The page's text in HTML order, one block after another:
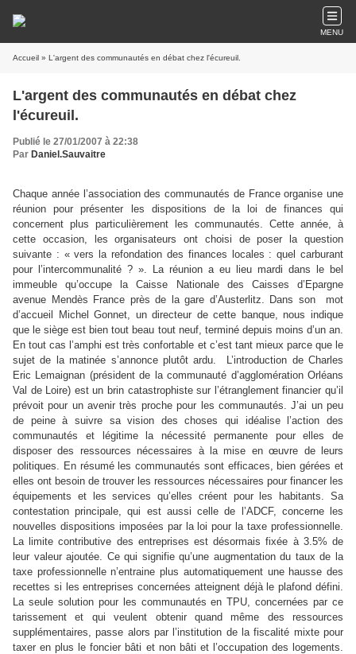
MENU
Accueil » L'argent des communautés en débat chez l'écureuil.
L'argent des communautés en débat chez
l'écureuil.
Publié le 27/01/2007 à 22:38
Par Daniel.Sauvaitre
Chaque année l’association des communautés de France organise une
réunion pour présenter les dispositions de la loi de finances qui
concernent plus particulièrement les communautés. Cette année, à
cette occasion, les organisateurs ont choisi de poser la question
suivante : « vers la refondation des finances locales : quel carburant
pour l’intercommunalité ? ». La réunion a eu lieu mardi dans le bel
immeuble qu’occupe
la Caisse Nationaledes Caisses d’Epargne
avenue Mendès France près de la gare d’Austerlitz. Dans son
mot
d’accueil Michel Gonnet, un directeur de cette banque, nous indique
que le siège est bien tout beau tout neuf, terminé depuis moins d’un an.
En tout cas l’amphi est très confortable et c’est tant mieux parce que le
sujet de la matinée s’annonce plutôt ardu.
L’introduction de Charles
Eric Lemaignan (président de la communauté d’agglomération Orléans
Val de Loire) est un brin catastrophiste sur l’étranglement financier qu’il
prévoit pour un avenir très proche pour les communautés. J’ai un peu
de peine à suivre sa vision des choses qui idéalise l’action des
communautés et légitime la nécessité permanente pour elles de
disposer des ressources nécessaires à la mise en œuvre de leurs
politiques. En résumé les communautés sont efficaces, bien gérées et
elles ont besoin de trouver les ressources nécessaires pour financer les
équipements et les services qu’elles créent pour les habitants. Sa
contestation principale, qui est aussi celle de l’ADCF, concerne les
nouvelles dispositions imposées par la loi pour la taxe professionnelle.
La limite contributive des entreprises est désormais fixée à 3.5% de
leur valeur ajoutée. Ce qui signifie qu’une augmentation du taux de la
taxe professionnelle n’entraine plus automatiquement une hausse des
recettes si les entreprises concernées atteignent déjà le plafond défini.
La seule solution pour les communautés en TPU, concernées par ce
tarissement et qui veulent obtenir quand même des ressources
supplémentaires, passe alors par l’institution de la fiscalité mixte pour
taxer en plus le foncier bâti et non bâti et l’occupation des logements.